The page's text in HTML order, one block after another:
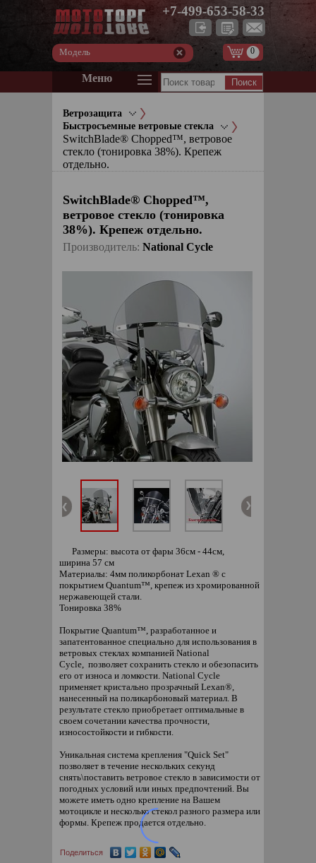
+7-499-653-58-33
Модель 0
Меню
Ветрозащита
Быстросъемные ветровые стекла
SwitchBlade® Chopped™, ветровое
стекло (тонировка 38%). Крепеж
отдельно.
SwitchBlade® Chopped™,
ветровое стекло (тонировка
38%). Крепеж отдельно.
Производитель: National Cycle
Размеры: высота от фары 36см - 44см,
ширина 57 см
Материалы: 4мм поликорбонат Lexan ® с
покрытием Quantum™, крепеж из хромированной
нержавеющей стали.
Тонировка 38%
Покрытие Quantum™, разработанное и
запатентованное специально для использования в
ветровых стеклах компанией National
Cycle, позволяет сохранить стекло и обезопасить
его от износа и ломкости. National Cycle
применяет кристально прозрачный Lexan®,
нанесенный на поликарбоновый материал. В
результате стекло приобретает оптимальные в
своем сочетании качества прочности,
износостойкости и гибкости.
Уникальная система крепления "Quick Set"
позволяет в течение нескольких секунд
снять\поставить ветровое стекло в зависимости от
погодных условий или иных предпочтений. Вы
можете иметь одно крепление на Вашем
мотоцикле и несколько стекол разного размера или
формы. Крепеж продается отдельно.
Поделиться